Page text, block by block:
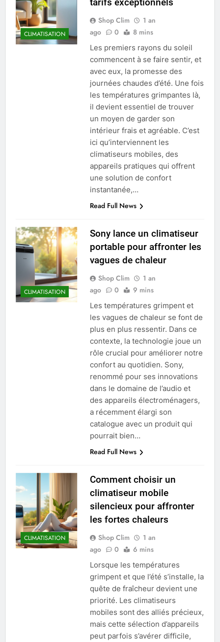
CLIMATISATION
Shop Clim
1 an
ago
0 8 mins
Les premiers rayons du soleil
commencent à se faire sentir, et
avec eux, la promesse des
journées chaudes d’été. Une fois
les températures grimpantes là,
il devient essentiel de trouver
un moyen de garder son
intérieur frais et agréable. C’est
ici qu’interviennent les
climatiseurs mobiles, des
appareils pratiques qui offrent
une solution de confort
instantanée,…
Read Full News
CLIMATISATION
Sony lance un climatiseur
portable pour affronter les
vagues de chaleur
Shop Clim
1 an
ago
0 9 mins
Les températures grimpent et
les vagues de chaleur se font de
plus en plus ressentir. Dans ce
contexte, la technologie joue un
rôle crucial pour améliorer notre
confort au quotidien. Sony,
renommé pour ses innovations
dans le domaine de l’audio et
des appareils électroménagers,
a récemment élargi son
catalogue avec un produit qui
pourrait bien…
Read Full News
CLIMATISATION
Comment choisir un
climatiseur mobile
silencieux pour affronter
les fortes chaleurs
Shop Clim
1 an
ago
0 6 mins
Lorsque les températures
grimpent et que l’été s’installe, la
quête de fraîcheur devient une
priorité. Les climatiseurs
mobiles sont des alliés précieux,
mais cette sélection d’appareils
peut parfois s’avérer difficile,